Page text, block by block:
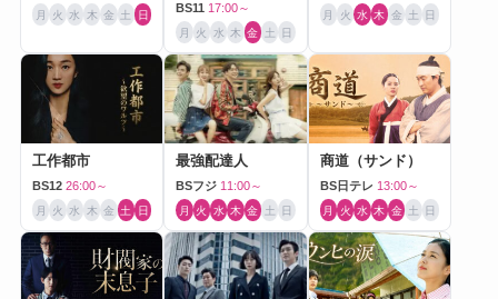
月 火 水 木 金 土 日 BS11 17:00～
月 火 水 木 金 土 日
月 火 水 木 金 土 日
工作都市
BS12 26:00～
月 火 水 木 金 土 日
最強配達人
BSフジ 11:00～
月 火 水 木 金 土 日
商道（サンド）
BS日テレ 13:00～
月 火 水 木 金 土 日